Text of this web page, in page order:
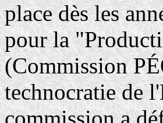
place dès les
pour la
(Commission
technocratie de